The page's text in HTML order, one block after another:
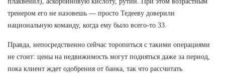
тренером его не назовешь — просто Тедееву доверили
национальную команду, когда ему было всего-то 33.
Правда, непосредственно сейчас торопиться с такими операциями
не стоит: цены на недвижимость могут подняться даже за период,
пока клиент ждет одобрения от банка, так что рассчитать